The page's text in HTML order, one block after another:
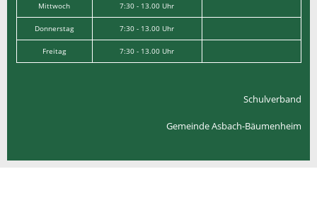
Mittwoch 7:30 - 13.00 Uhr
Donnerstag 7:30 - 13.00 Uhr
Freitag 7:30 - 13.00 Uhr
Schulverband
Gemeinde Asbach-Bäumenheim